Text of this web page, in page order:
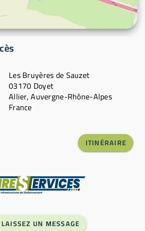
Les Bruyères de Sauzet
03170 Doyet
Allier, Auvergne-Rhône-Alpes
France
ITINÉRAIRE
LAISSEZ UN MESSAGE